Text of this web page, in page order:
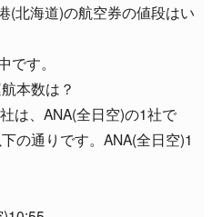
(北海道)の航空券の値段はい
す。
本数は？
は、ANA(全日空)の1社で
の通りです。ANA(全日空)1